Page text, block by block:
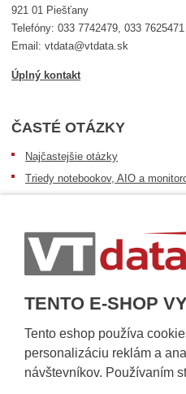
TENTO E-SHOP
Tento eshop používa
personalizáciu reklám a
návštevníkov. Používaním
921 01 Piešťany
Telefóny: 033 7742479, 033 7625471
Email: vtdata@vtdata.sk
Úplný kontakt
ČASTÉ OTÁZKY
Najčastejšie otázky
Triedy notebookov, AIO a
Dopravné podmienky
Sledovanie zásielok